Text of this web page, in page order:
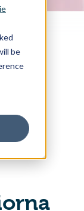
be